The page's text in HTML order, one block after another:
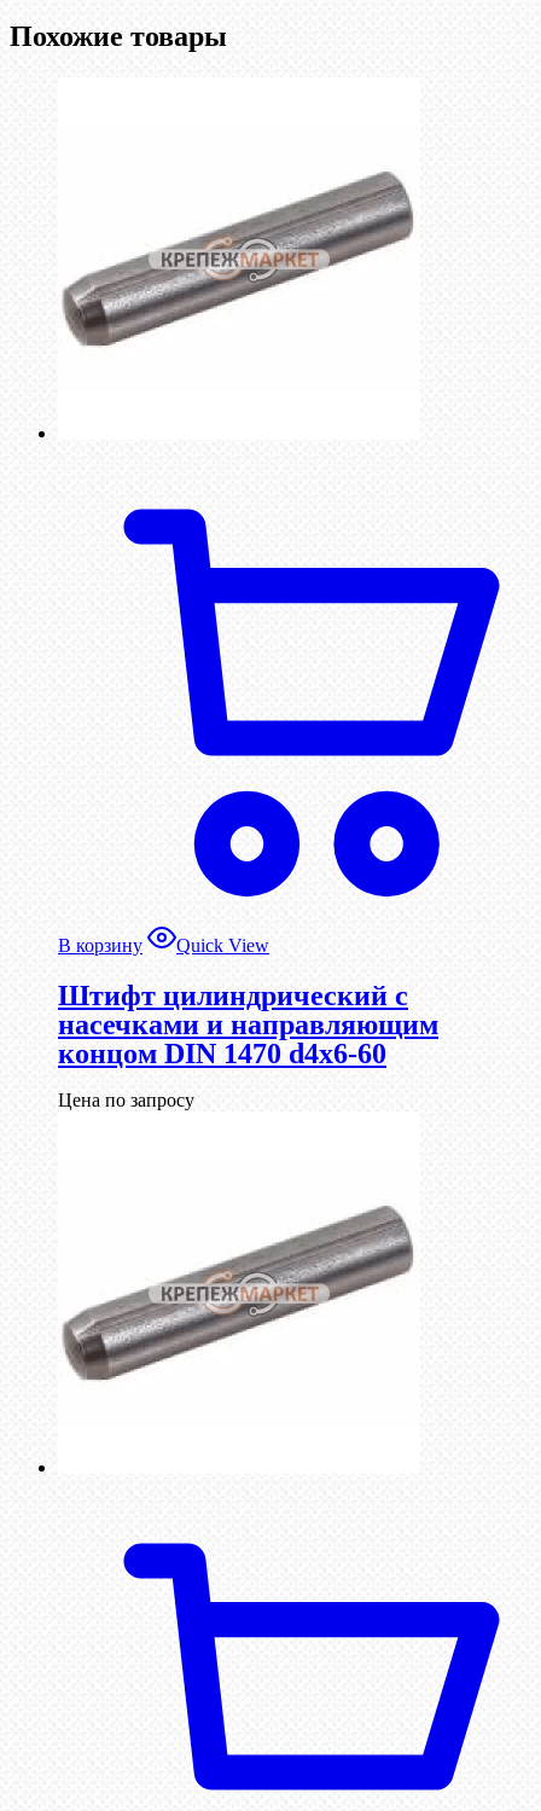
Похожие товары
В корзину Quick View
Штифт цилиндрический с
насечками и направляющим
концом DIN 1470 d4х6-60
Цена по запросу